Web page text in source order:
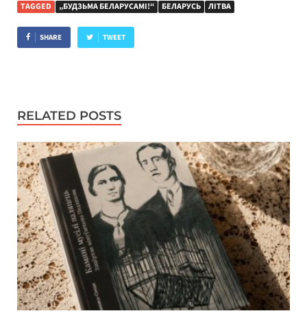
TAGGED „БУДЗЬМА БЕЛАРУСАМІ!“ БЕЛАРУСЬ ЛІТВА
SHARE TWEET
RELATED POSTS